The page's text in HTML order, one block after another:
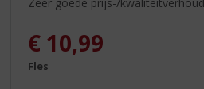
€ 10,99
Fles